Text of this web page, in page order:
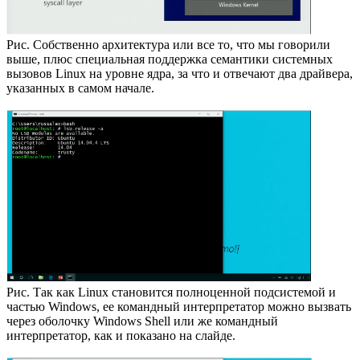
Рис. Собственно архитектура или все то, что мы говорили
выше, плюс специальная поддержка семантики системных
вызовов Linux на уровне ядра, за что и отвечают два драйвера,
указанных в самом начале.
Рис. Так как Linux становится полноценной подсистемой и
частью Windows, ее командный интерпретатор можно вызвать
через оболочку Windows Shell или же командный
интерпретатор, как и показано на слайде.